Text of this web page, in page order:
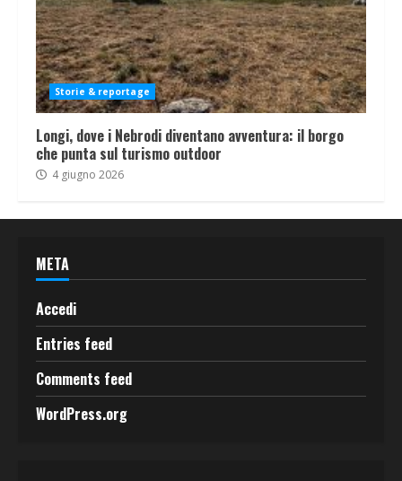
Storie & reportage
Longi, dove i Nebrodi diventano avventura: il borgo
che punta sul turismo outdoor
4 giugno 2026
META
Accedi
Entries feed
Comments feed
WordPress.org